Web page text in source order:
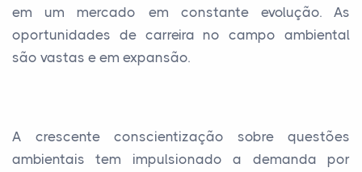
em um mercado em constante evolução. As
oportunidades de carreira no campo ambiental
são vastas e em expansão.
A crescente conscientização sobre questões
ambientais tem impulsionado a demanda por